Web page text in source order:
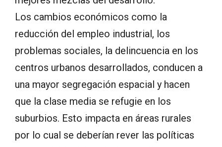
Los cambios económicos como la
reducción del empleo industrial, los
problemas sociales, la delincuencia en los
centros urbanos desarrollados, conducen a
una mayor segregación espacial y hacen
que la clase media se refugie en los
suburbios. Esto impacta en áreas rurales
por lo cual se deberían rever las políticas